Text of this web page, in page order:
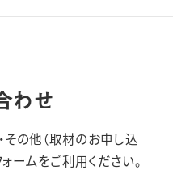
わせ
その他（取材のお申し込
ームをご利用ください。